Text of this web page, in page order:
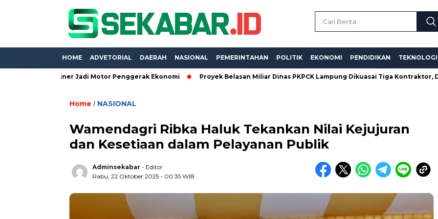
HOME ADVETORIAL DAERAH NASIONAL PEMERINTAHAN POLITIK EKONOMI PENDIDIKAN TEKNOLOGI
Kuliner Jadi Motor Penggerak Ekonomi Proyek Belasan Miliar Dinas PKPCK Lampung Dikuasai Tiga Kontraktor, Dugaan
Home / NASIONAL
Wamendagri Ribka Haluk Tekankan Nilai Kejujuran
dan Kesetiaan dalam Pelayanan Publik
Adminsekabar - Editor
Rabu, 22 Oktober 2025 - 00:35 WIB